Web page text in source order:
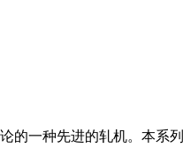
的一种先进的轧机。本系